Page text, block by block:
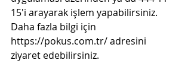
15'i arayarak işlem yapabilirsiniz.
Daha fazla bilgi için
https://pokus.com.tr/ adresini
ziyaret edebilirsiniz.